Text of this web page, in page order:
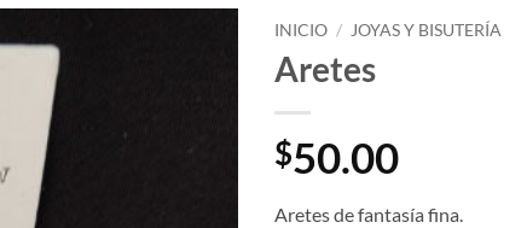
INICIO / JOYAS Y BISUTERÍA
Aretes
$50.00
Aretes de fantasía fina.